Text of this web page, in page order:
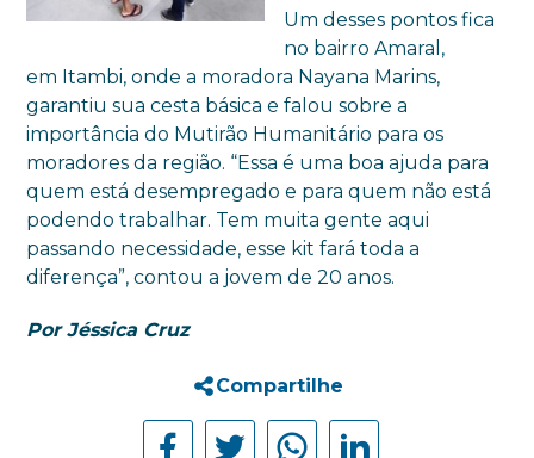
Um desses pontos fica
no bairro Amaral,
em Itambi, onde a moradora Nayana Marins,
garantiu sua cesta básica e falou sobre a
importância do Mutirão Humanitário para os
moradores da região. “Essa é uma boa ajuda para
quem está desempregado e para quem não está
podendo trabalhar. Tem muita gente aqui
passando necessidade, esse kit fará toda a
diferença”, contou a jovem de 20 anos.
Por Jéssica Cruz
Compartilhe